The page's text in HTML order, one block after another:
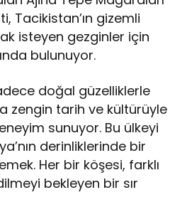
Tacikistan’ın gizemli
isteyen gezginler için
bulunuyor.
doğal güzelliklerle
zengin tarih ve kültürüyle
sunuyor. Bu ülkeyi
derinliklerinde bir
Her bir köşesi, farklı
bekleyen bir sır